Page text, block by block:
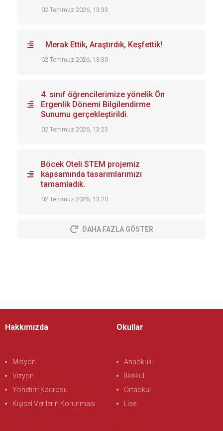
02 Temmuz 2026, 13:33
Merak Ettik, Araştırdık, Keşfettik!
02 Temmuz 2026, 13:30
4. sınıf öğrencilerimize yönelik Ön
Ergenlik Dönemi Bilgilendirme
Sunumu gerçekleştirildi.
02 Temmuz 2026, 13:23
Böcek Oteli STEM projemiz
kapsamında tasarımlarımızı
tamamladık.
02 Temmuz 2026, 13:20
DAHA FAZLA GÖSTER
Hakkımızda
Misyon
Vizyon
Yönetim Kadrosu
Kişisel Verilerin Korunması
Okullar
Anaokulu
İlkokul
Ortaokul
Lise